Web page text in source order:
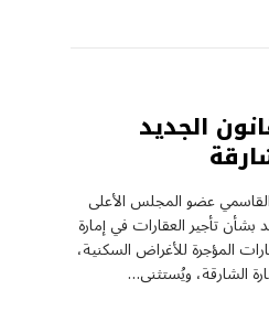
الجديد
عضو المجلس الأعلى
بشأن تأجير العقارات في إمارة
المؤجرة للأغراض السكنية،
الشارقة، ويُستثنى…